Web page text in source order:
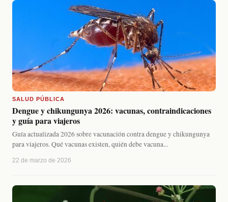
SALUD PÚBLICA
Dengue y chikungunya 2026: vacunas, contraindicaciones
y guía para viajeros
Guía actualizada 2026 sobre vacunación contra dengue y chikungunya
para viajeros. Qué vacunas existen, quién debe vacuna...
22 de marzo de 2026